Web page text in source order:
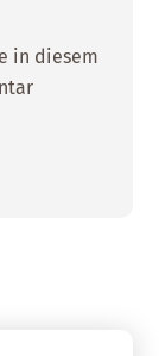
in diesem